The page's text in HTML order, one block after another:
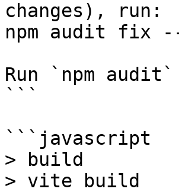
changes), run:
npm audit fix
Run `npm
```
```javascript
> build
> vite build